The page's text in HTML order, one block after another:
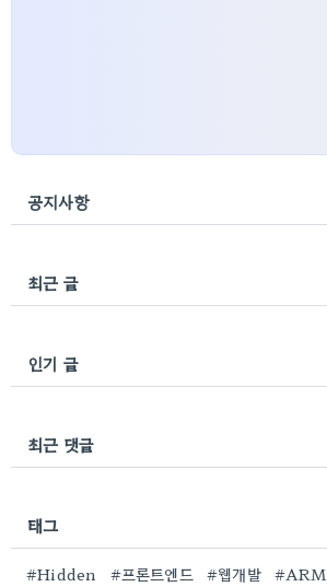
공지사항
최근 글
인기 글
최근 댓글
태그
#Hidden #프론트엔드 #웹개발 #ARM